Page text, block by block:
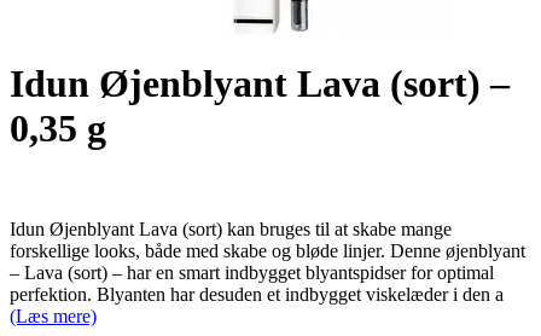
Idun Øjenblyant Lava (sort) –
0,35 g
Idun Øjenblyant Lava (sort) kan bruges til at skabe mange
forskellige looks, både med skabe og bløde linjer. Denne øjenblyant
– Lava (sort) – har en smart indbygget blyantspidser for optimal
perfektion. Blyanten har desuden et indbygget viskelæder i den a
(Læs mere)